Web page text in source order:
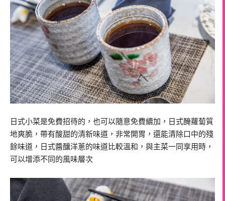
日式小菜是免費招待的，也可以隨意免費續加，日式醃蘿蔔質
地爽脆，帶有酸甜的清新味道，非常開胃，還能清除口中的殘
餘味道，日式醬釀洋蔥的味道比較溫和，與主菜一同享用時，
可以增添不同的風味層次